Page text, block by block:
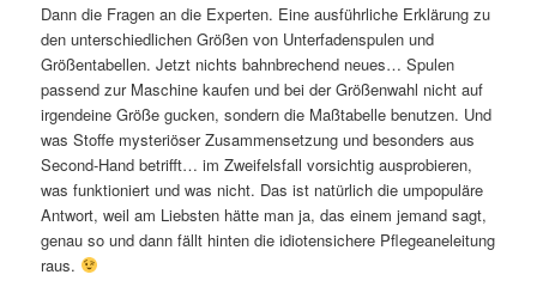
Dann die Fragen an die Experten. Eine ausführliche Erklärung zu
den unterschiedlichen Größen von Unterfadenspulen und
Größentabellen. Jetzt nichts bahnbrechend neues… Spulen
passend zur Maschine kaufen und bei der Größenwahl nicht auf
irgendeine Größe gucken, sondern die Maßtabelle benutzen. Und
was Stoffe mysteriöser Zusammensetzung und besonders aus
Second-Hand betrifft… im Zweifelsfall vorsichtig ausprobieren,
was funktioniert und was nicht. Das ist natürlich die umpopuläre
Antwort, weil am Liebsten hätte man ja, das einem jemand sagt,
genau so und dann fällt hinten die idiotensichere Pflegeaneleitung
raus.